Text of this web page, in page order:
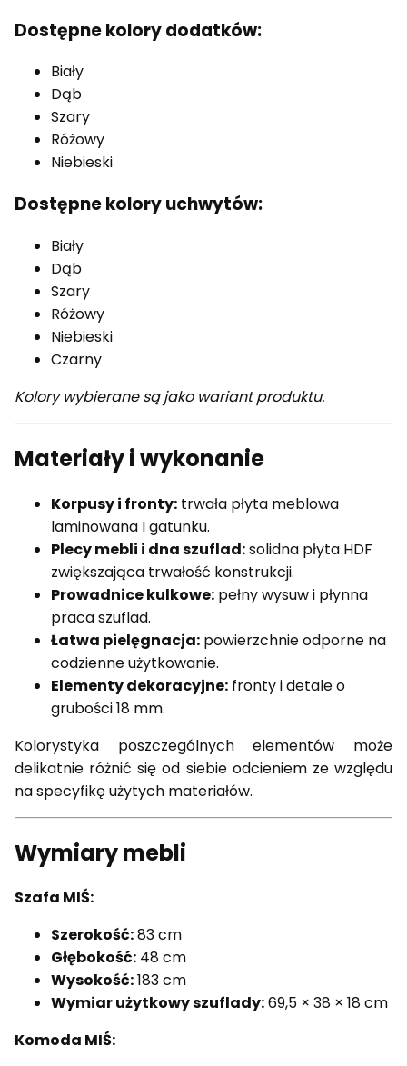
Dostępne kolory dodatków:
Biały
Dąb
Szary
Różowy
Niebieski
Dostępne kolory uchwytów:
Biały
Dąb
Szary
Różowy
Niebieski
Czarny
Kolory wybierane są jako wariant produktu.
Materiały i wykonanie
Korpusy i fronty: trwała płyta meblowa
laminowana I gatunku.
Plecy mebli i dna szuflad:solidna płyta HDF
zwiększająca trwałość konstrukcji.
Prowadnice kulkowe: pełny wysuw i płynna
praca szuflad.
Łatwa pielęgnacja: powierzchnie odporne na
codzienne użytkowanie.
Elementy dekoracyjne: fronty i detale o
grubości 18 mm.
Kolorystyka poszczególnych elementów może
delikatnie różnić się od siebie odcieniem ze względu
na specyfikę użytych materiałów.
Wymiary mebli
Szafa MIŚ:
Szerokość:83 cm
Głębokość: 48 cm
Wysokość:183 cm
Wymiar użytkowy szuflady:69,5 × 38 × 18 cm
Komoda MIŚ: